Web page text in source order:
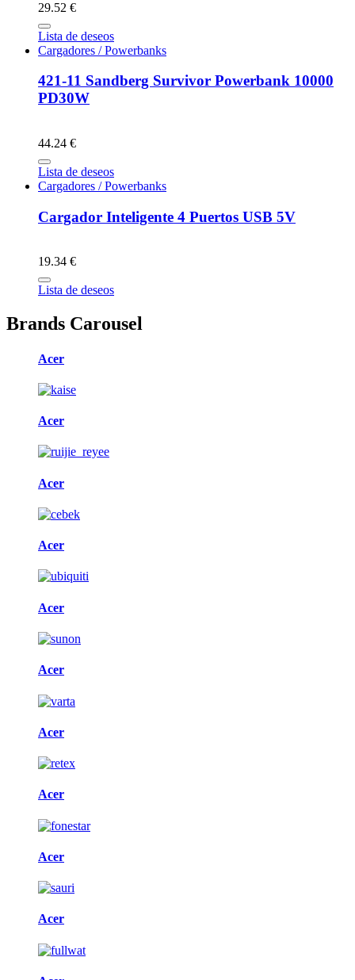
29.52 €
Lista de deseos
Cargadores / Powerbanks
421-11 Sandberg Survivor Powerbank 10000
PD30W
44.24 €
Lista de deseos
Cargadores / Powerbanks
Cargador Inteligente 4 Puertos USB 5V
19.34 €
Lista de deseos
Brands Carousel
Acer
Acer
Acer
Acer
Acer
Acer
Acer
Acer
Acer
Acer